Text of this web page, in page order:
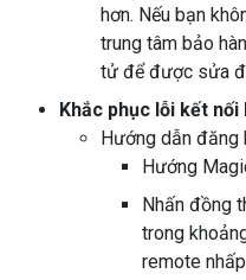
hơn. Nếu bạn
trung tâm bảo
tử để được sửa
Khắc phục lỗi kết
Hướng dẫn
Hướng
Nhấn đồng
trong
remote nhấp